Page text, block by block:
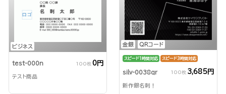
ビジネス
test-000n 100枚 0円
テスト商品
金銀 QRコード
スピード1時間対応 スピード3時間対応
silv-0038qr 100枚 3,685円
新作銀名刺！